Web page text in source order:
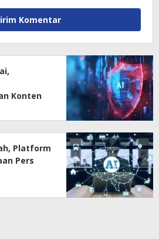
Konten
Platform
Pers